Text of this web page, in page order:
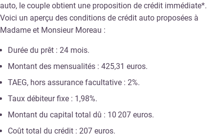
auto, le couple obtient une proposition de crédit immédiate*.
Voici un aperçu des conditions de crédit auto proposées à
Madame et Monsieur Moreau :
Durée du prêt : 24 mois.
Montant des mensualités : 425,31 euros.
TAEG, hors assurance facultative : 2%.
Taux débiteur fixe : 1,98%.
Montant du capital total dû : 10 207 euros.
Coût total du crédit : 207 euros.